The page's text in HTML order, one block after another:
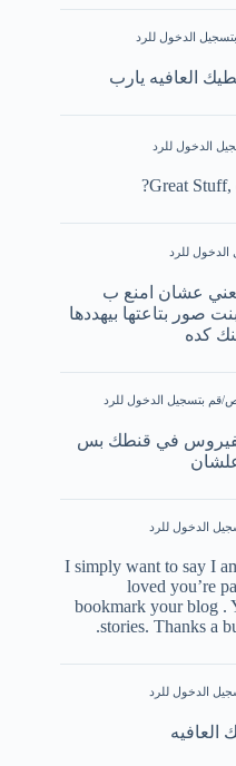
الدخول للرد
العافيه يارب
الدخول للرد
Great Stuff,
للرد
يعني عشان امنع ب
صور بتاعتها بيهددها
كده
قم بتسجيل الدخول للرد
الفيروس في قنطك بس
الدخول للرد
I simply want to say I
loved you’re
bookmark your blog .
stories. Thanks a
الدخول للرد
العافيه